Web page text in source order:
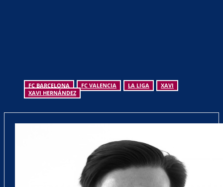
FC BARCELONA FC VALENCIA LA LIGA
XAVI
XAVI HERNÁNDEZ